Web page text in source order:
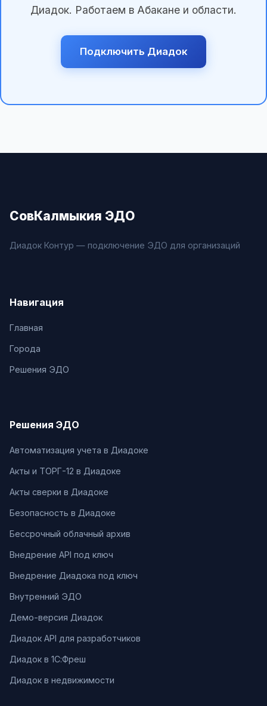
Диадок. Работаем в Абакане и области.
Подключить Диадок
СовКалмыкия ЭДО
Диадок Контур — подключение ЭДО для организаций
Навигация
Главная
Города
Решения ЭДО
Решения ЭДО
Автоматизация учета в Диадоке
Акты и ТОРГ-12 в Диадоке
Акты сверки в Диадоке
Безопасность в Диадоке
Бессрочный облачный архив
Внедрение API под ключ
Внедрение Диадока под ключ
Внутренний ЭДО
Демо-версия Диадок
Диадок API для разработчиков
Диадок в 1С:Фреш
Диадок в недвижимости